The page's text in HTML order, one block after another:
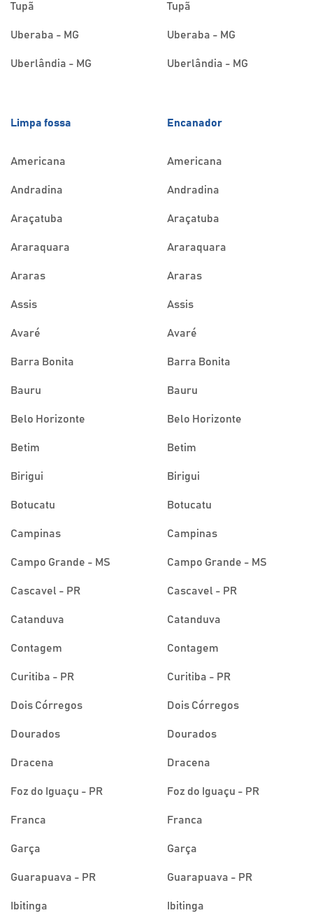
Tupã
Uberaba - MG
Uberlândia - MG
Tupã
Uberaba - MG
Uberlândia - MG
Limpa fossa
Americana
Andradina
Araçatuba
Araraquara
Araras
Assis
Avaré
Barra Bonita
Bauru
Belo Horizonte
Betim
Birigui
Botucatu
Campinas
Campo Grande - MS
Cascavel - PR
Catanduva
Contagem
Curitiba - PR
Dois Córregos
Dourados
Dracena
Foz do Iguaçu - PR
Franca
Garça
Guarapuava - PR
Ibitinga
Encanador
Americana
Andradina
Araçatuba
Araraquara
Araras
Assis
Avaré
Barra Bonita
Bauru
Belo Horizonte
Betim
Birigui
Botucatu
Campinas
Campo Grande - MS
Cascavel - PR
Catanduva
Contagem
Curitiba - PR
Dois Córregos
Dourados
Dracena
Foz do Iguaçu - PR
Franca
Garça
Guarapuava - PR
Ibitinga